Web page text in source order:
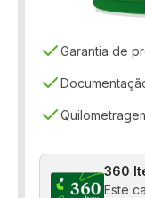
Controle de
Controle de
Desembaçador
Direção elétrica
Distribuição
Farol de neblina
Garantia de
360
Este